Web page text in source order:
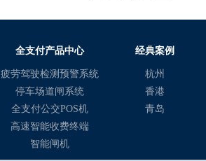
全支付产品中心
疲劳驾驶检测预警系统
停车场道闸系统
全支付公交POS机
高速智能收费终端
智能闸机
经典案例
杭州
香港
青岛